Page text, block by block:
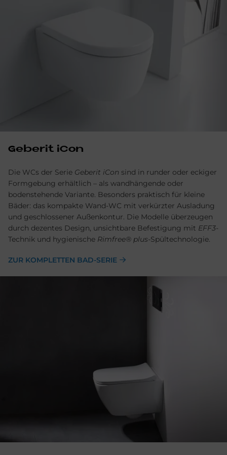
Ge­be­rit iCon
Die WCs der Serie Geberit iCon sind in runder oder eckiger
Formgebung erhältlich – als wandhängende oder
bodenstehende Variante. Besonders praktisch für kleine
Bäder: das kompakte Wand-WC mit verkürzter Ausladung
und geschlossener Außenkontur. Die Modelle überzeugen
durch dezentes Design, unsichtbare Befestigung mit EFF3-
Technik und hygienische Rimfree® plus-Spültechnologie.
ZUR KOMPLETTEN BAD-SERIE